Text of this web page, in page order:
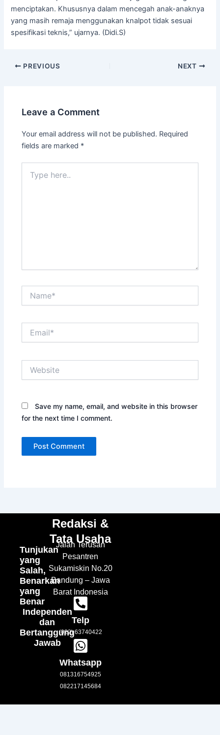
menciptakan. Khususnya dalam mencegah anak-anaknya
yang masih remaja menggunakan knalpot tidak sesuai
spesifikasi teknis,” ujarnya. (Didi.S)
PREVIOUS NEXT
Leave a Comment
Your email address will not be published. Required
fields are marked *
here..
Save my name, email, and website in this browser
for the next time I comment.
Tunjukan
yang
Salah,
Benarkan
yang
Benar
Independen
dan
Bertanggung
Jawab
Redaksi &
Tata Usaha
Jalan Terusan
Pesantren
Sukamiskin No.20
Bandung – Jawa
Barat Indonesia
Telp
(022) 63740422
Whatsapp
081316754925
082217145684